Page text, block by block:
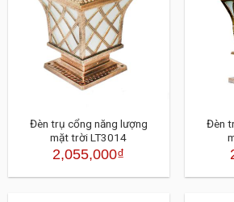
Đèn trụ cổng năng lượng
mặt trời LT3014
2,055,000₫
Đèn